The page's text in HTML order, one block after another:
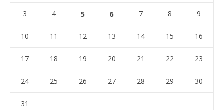
3 4 5 6 7 8 9
10 11 12 13 14 15 16
17 18 19 20 21 22 23
24 25 26 27 28 29 30
31